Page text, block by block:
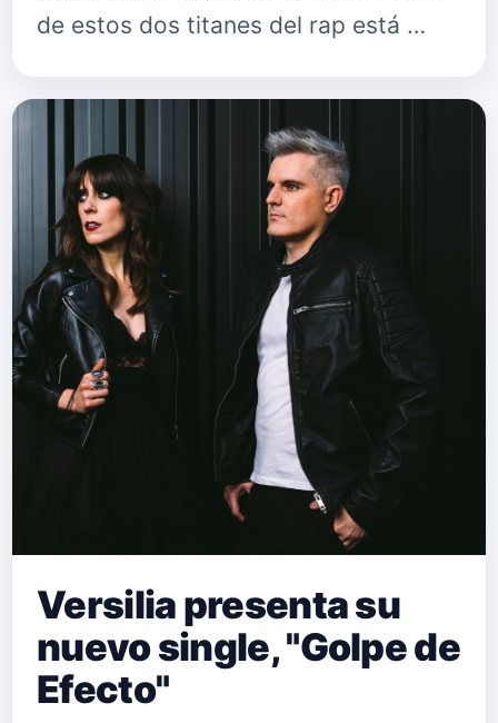
de estos dos titanes del rap está …
Versilia presenta su
nuevo single, "Golpe de
Efecto"